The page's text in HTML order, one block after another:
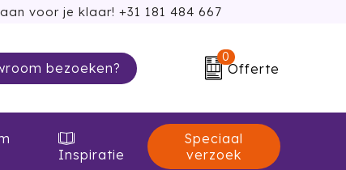
voor je klaar! +31 181 484 667
bezoeken?
0
Offerte
Inspiratie
Speciaal
verzoek